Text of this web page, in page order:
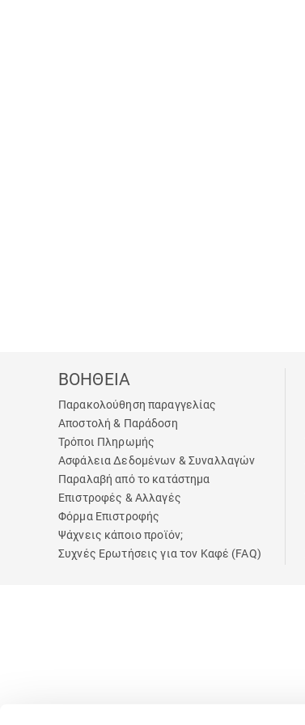
ΒΟΗΘΕΙΑ
Παρακολούθηση παραγγελίας
Αποστολή & Παράδοση
Τρόποι Πληρωμής
Ασφάλεια Δεδομένων & Συναλλαγών
Παραλαβή από το κατάστημα
Επιστροφές & Αλλαγές
Φόρμα Επιστροφής
Ψάχνεις κάποιο προϊόν;
Συχνές Ερωτήσεις για τον Καφέ (FAQ)